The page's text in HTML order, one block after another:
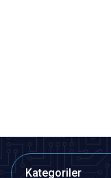
Kategoriler